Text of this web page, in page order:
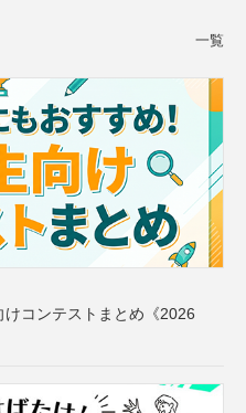
一覧
コンテストまとめ《2026